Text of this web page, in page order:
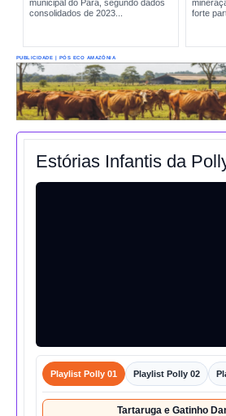
municipal do Pará, segundo dados
consolidados de 2023...
forte
PUBLICIDADE | PÓS ECO AMAZÔNIA
Estórias Infantis da
Playlist Polly 01 Playlist Polly 02
Tartaruga e Gatinho